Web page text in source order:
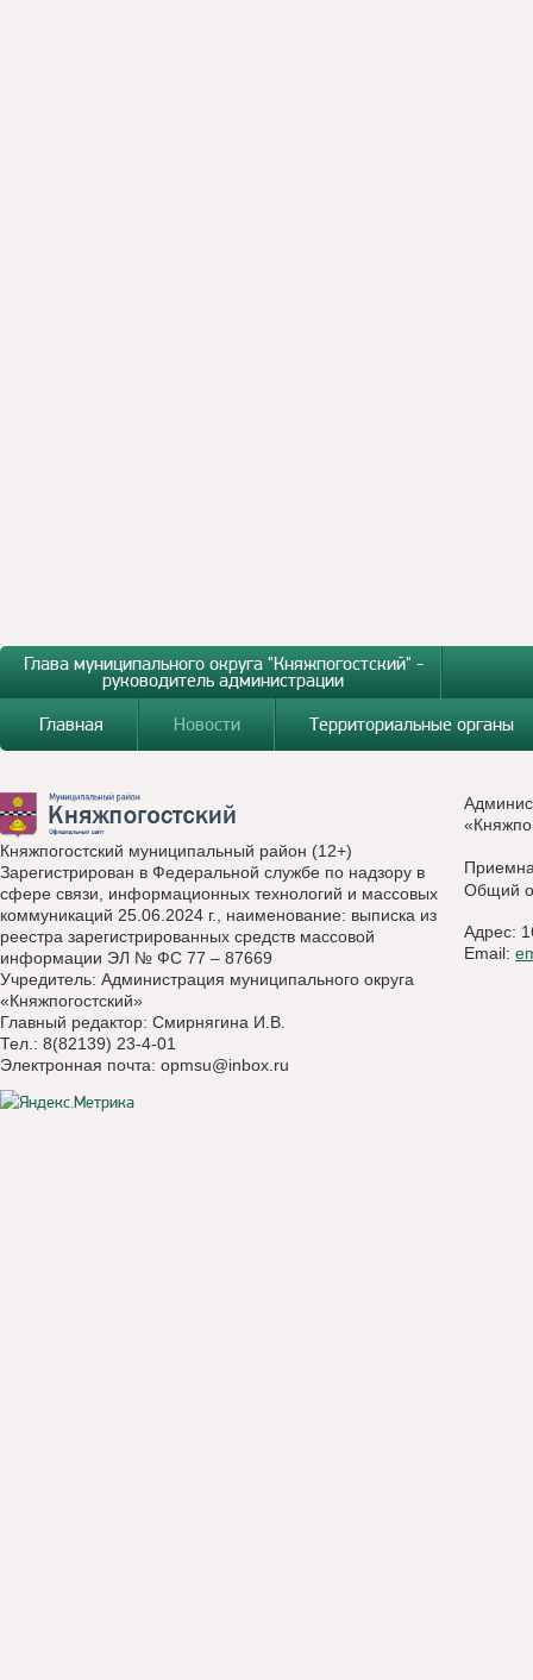
Глава муниципального округа "Княжпогостский" -
руководитель администрации
Главная
Новости Территориальные органы
Княжпогостский муниципальный район (12+)
Зарегистрирован в Федеральной службе по надзору в
сфере связи, информационных технологий и массовых
коммуникаций 25.06.2024 г., наименование: выписка из
реестра зарегистрированных средств массовой
информации ЭЛ № ФС 77 – 87669
Учредитель: Администрация муниципального округа
«Княжпогостский»
Главный редактор: Смирнягина И.В.
Тел.: 8(82139) 23-4-01
Электронная почта: opmsu@inbox.ru
Общий
Адрес:
Email: